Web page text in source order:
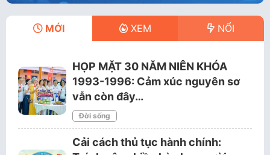
MỚI XEM NỔI
HỌP MẶT 30 NĂM NIÊN KHÓA
1993-1996: Cảm xúc nguyên sơ
vẫn còn đây…
Đời sống
Cải cách thủ tục hành chính: